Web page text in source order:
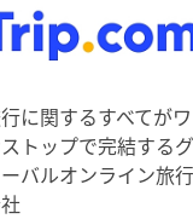
に関するすべてがワ
トップで完結するグ
バルオンライン旅行